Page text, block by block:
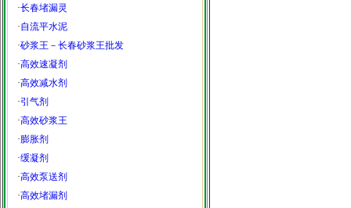
·长春堵漏灵
·自流平水泥
·砂浆王－长春砂浆王批发
·高效速凝剂
·高效减水剂
·引气剂
·高效砂浆王
·膨胀剂
·缓凝剂
·高效泵送剂
·高效堵漏剂